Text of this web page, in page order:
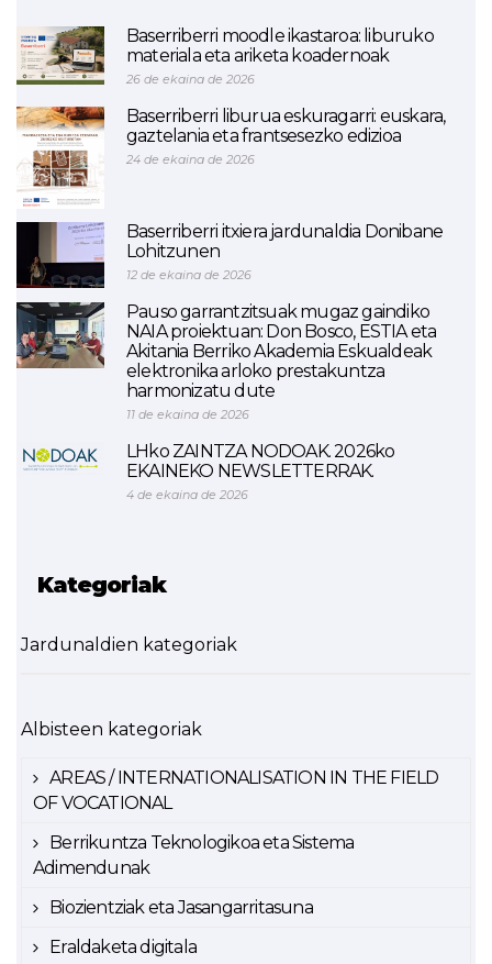
Baserriberri moodle ikastaroa: liburuko
materiala eta ariketa koadernoak
26 de ekaina de 2026
Baserriberri liburua eskuragarri: euskara,
gaztelania eta frantsesezko edizioa
24 de ekaina de 2026
Baserriberri itxiera jardunaldia Donibane
Lohitzunen
12 de ekaina de 2026
Pauso garrantzitsuak mugaz gaindiko
NAIA proiektuan: Don Bosco, ESTIA eta
Akitania Berriko Akademia Eskualdeak
elektronika arloko prestakuntza
harmonizatu dute
11 de ekaina de 2026
LHko ZAINTZA NODOAK. 2026ko
EKAINEKO NEWSLETTERRAK.
4 de ekaina de 2026
Kategoriak
Jardunaldien kategoriak
Albisteen kategoriak
AREAS / INTERNATIONALISATION IN THE FIELD
OF VOCATIONAL
Berrikuntza Teknologikoa eta Sistema
Adimendunak
Biozientziak eta Jasangarritasuna
Eraldaketa digitala